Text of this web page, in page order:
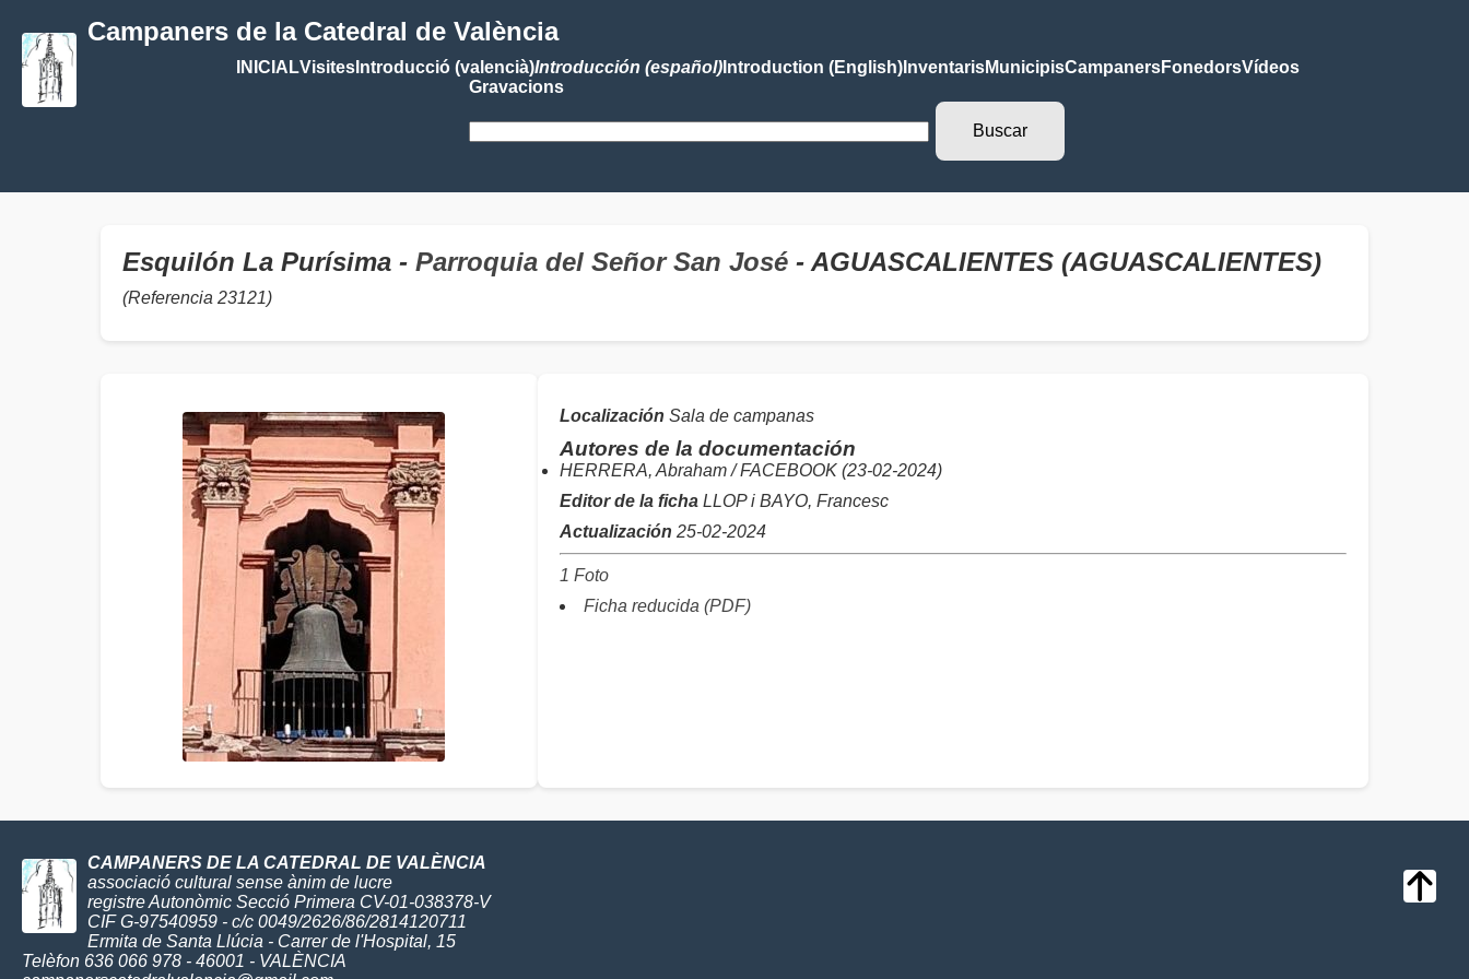
Campaners de la Catedral de València
INICIALVisitesIntroducció (valencià)Introducción (español)Introduction (English)InventarisMunicipisCampanersFonedorsVídeos
Gravacions
Esquilón La Purísima - Parroquia del Señor San José - AGUASCALIENTES (AGUASCALIENTES)
(Referencia 23121)
Localización Sala de campanas
Autores de la documentación
HERRERA, Abraham / FACEBOOK (23-02-2024)
Editor de la ficha LLOP i BAYO, Francesc
Actualización 25-02-2024
1 Foto
Ficha reducida (PDF)
CAMPANERS DE LA CATEDRAL DE VALÈNCIA
associació cultural sense ànim de lucre
registre Autonòmic Secció Primera CV-01-038378-V
CIF G-97540959 - c/c 0049/2626/86/2814120711
Ermita de Santa Llúcia - Carrer de l'Hospital, 15
Telèfon 636 066 978 - 46001 - VALÈNCIA